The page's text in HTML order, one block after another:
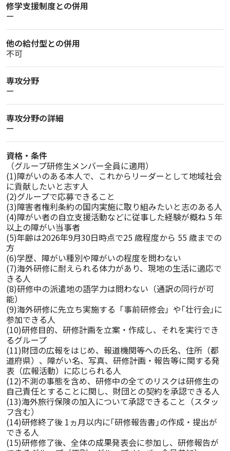
修学支援制度との併用
ー
他の給付型との併用
不可
専攻分野
ー
専攻分野の詳細
ー
資格・条件
（グループ研修生メンバー全員に適用）
(1)障がいのある本人で、これからリーダーとして地域社会
に貢献したいと志す人
(2)グループで応募できること
(3)障害者権利条約の国内実施に取り組みたいと志のある人
(4)障がい者の自立支援活動などに従事した経験が概ね 5 年
以上の障がい当事者
(5)年齢は2026年9月30日時点で25 歳程度から 55 歳までの
方
(6)学歴、障がい種別や障がいの程度を問わない
(7)海外研修に耐えられる体力があり、現地の生活に適応で
きる人
(8)研修中の派遣地の語学力は問わない（通訳の同行が可
能）
(9)海外研修に先立ち実施する「事前研修会」や｢壮行会｣に
参加できる人
(10)研修目的、研修計画を立案・作成し、それを実行でき
るグループ
(11)財団の広報をはじめ、報道機関等への氏名、住所（都
道府県）、障がい名、写真、研修計画・報告等に関する発
表（広報活動）に応じられる人
(12)不測の事態を含め、研修中の全てのリスクは研修生の
自己責任とすることに関し、財団との契約を承認できる人
(13)海外旅行保険の加入について承認できること（スタッ
フ含む）
(14)研修終了後 1ヵ月以内に｢研修報告書｣の作成・提出が
できる人
(15)研修修了後、全体の成果発表会に参加し、研修報告が